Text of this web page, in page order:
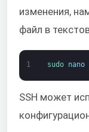
изменения,
файл в
1 sudo nano
SSH может